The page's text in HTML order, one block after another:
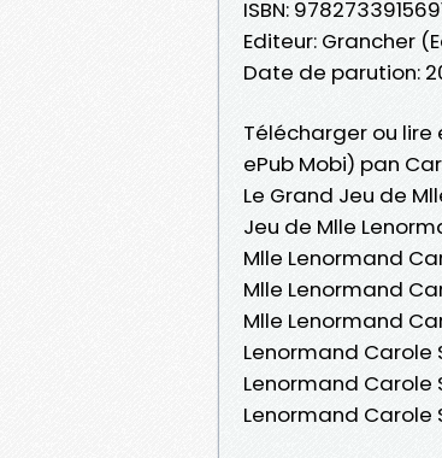
ISBN:
Editeur: Grancher
Date de parution:
Télécharger ou lire
ePub Mobi) pan
Le Grand Jeu de
Jeu de Mlle
Mlle Lenormand
Mlle Lenormand
Mlle Lenormand
Lenormand Carole
Lenormand Carole
Lenormand